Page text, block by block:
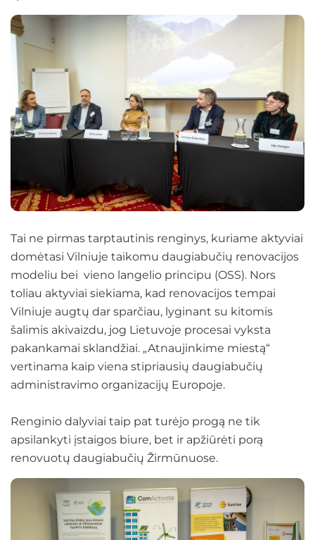
Tai ne pirmas tarptautinis renginys, kuriame aktyviai
domėtasi Vilniuje taikomu daugiabučių renovacijos
modeliu bei vieno langelio principu (OSS). Nors
toliau aktyviai siekiama, kad renovacijos tempai
Vilniuje augtų dar sparčiau, lyginant su kitomis
šalimis akivaizdu, jog Lietuvoje procesai vyksta
pakankamai sklandžiai. „Atnaujinkime miestą“
vertinama kaip viena stipriausių daugiabučių
administravimo organizacijų Europoje.
Renginio dalyviai taip pat turėjo progą ne tik
apsilankyti įstaigos biure, bet ir apžiūrėti porą
renovuotų daugiabučių Žirmūnuose.